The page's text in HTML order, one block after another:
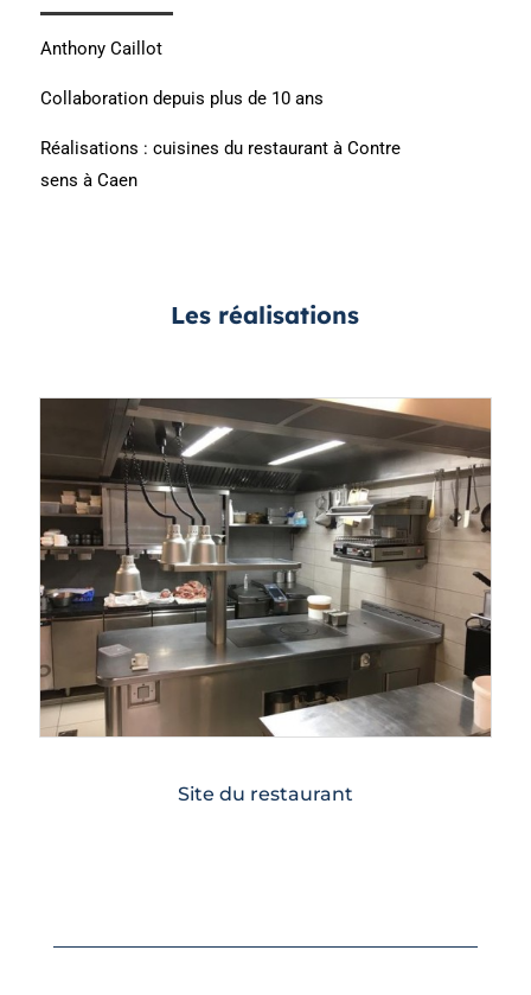
Anthony Caillot
Collaboration depuis plus de 10 ans
Réalisations : cuisines du restaurant à Contre
sens à Caen
Les réalisations
Site du restaurant